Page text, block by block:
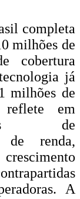
completa
milhões de
cobertura
já
milhões de
em
de
de renda,
A